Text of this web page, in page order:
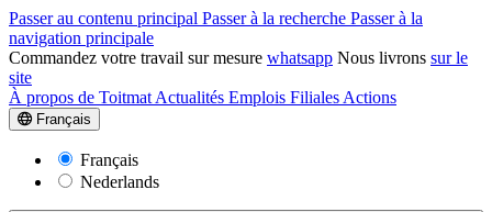
Passer au contenu principal Passer à la recherche Passer à la
navigation principale
Commandez votre travail sur mesure whatsapp Nous livrons sur le
site
À propos de Toitmat Actualités Emplois Filiales Actions
Français
Français
Nederlands